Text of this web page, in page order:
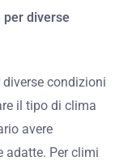
per diverse
diverse condizioni
il tipo di clima
avere
adatte. Per climi